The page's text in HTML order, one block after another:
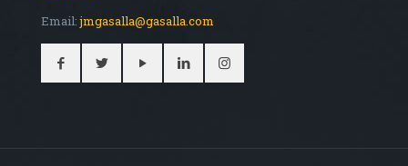
Email:jmgasalla@gasalla.com